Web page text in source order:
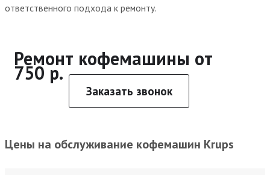
ответственного подхода к ремонту.
Ремонт кофемашины от
750 р.
Заказать звонок
Цены на обслуживание кофемашин Krups